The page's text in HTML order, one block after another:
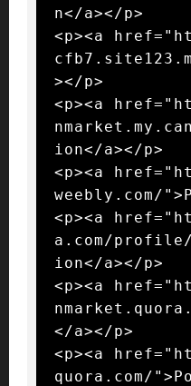
n</a></p>
<p><a
></p>
<p><a
ion</a></p>
<p><a
weebly.com/
<p><a
a.com/profile/
ion</a></p>
<p><a
</a></p>
<p><a
quora.com/